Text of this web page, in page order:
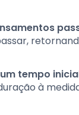
tempo
à